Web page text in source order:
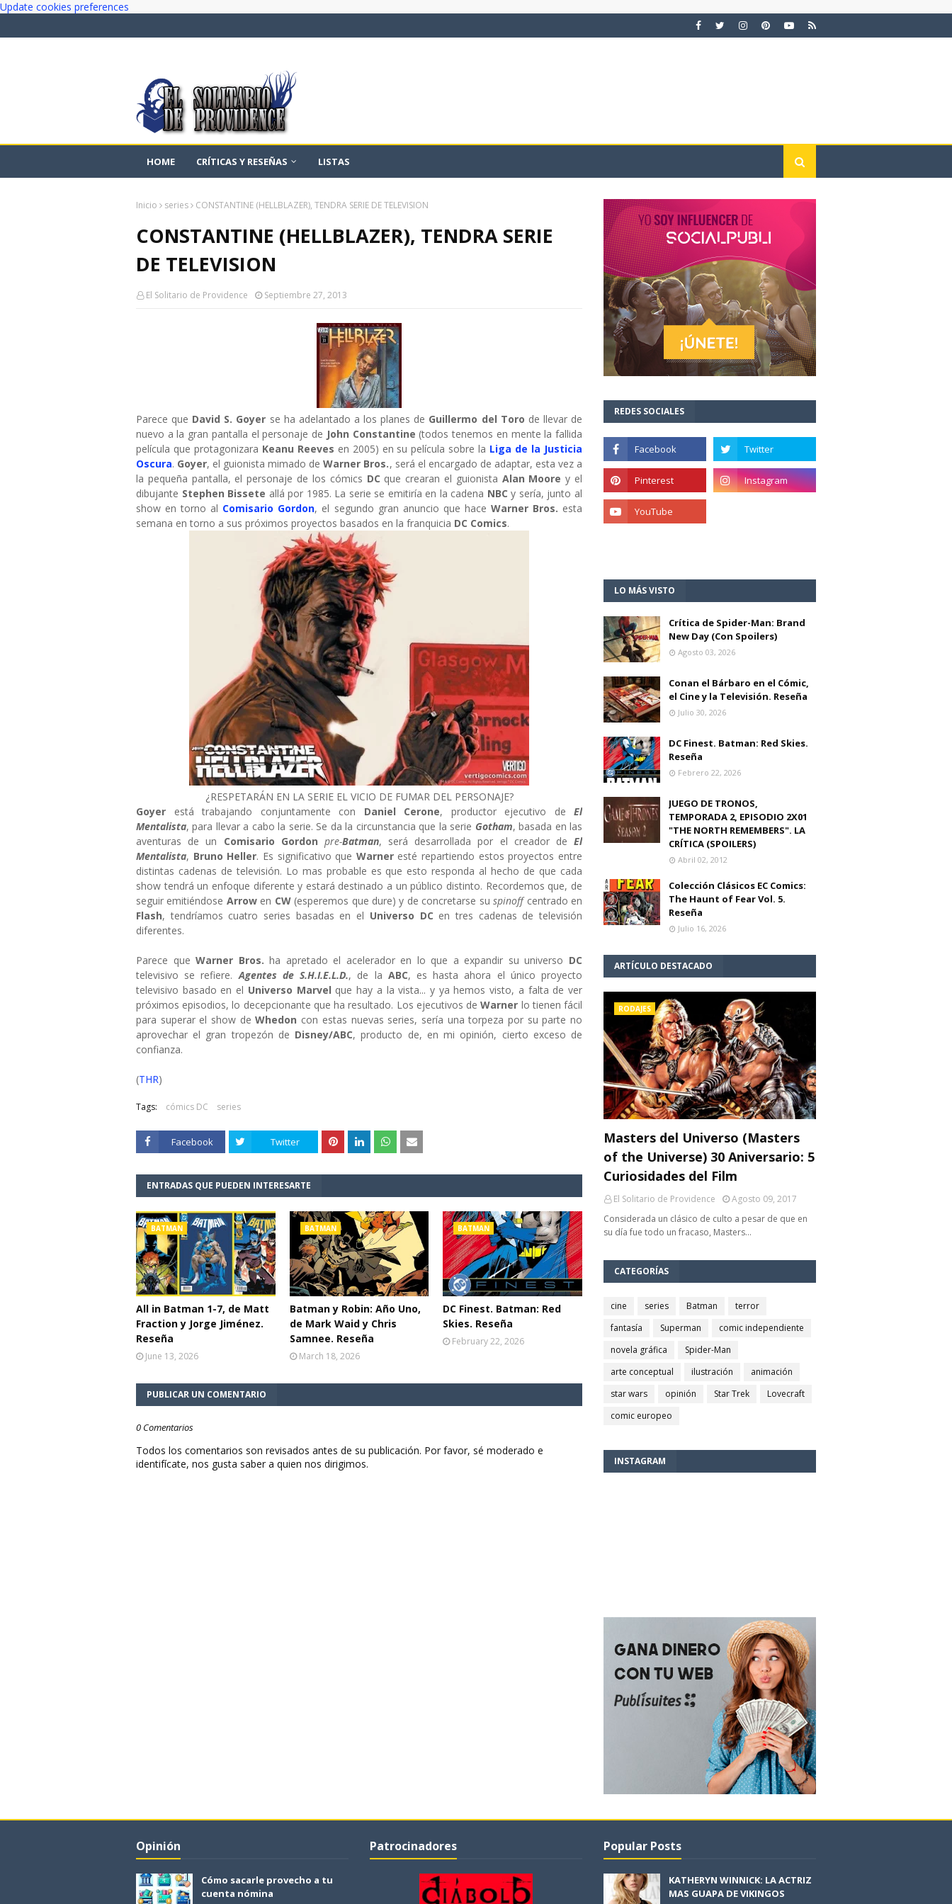
Update cookies preferences
HOME CRÍTICAS Y RESEÑAS LISTAS
Inicio series CONSTANTINE (HELLBLAZER), TENDRA SERIE DE TELEVISION
CONSTANTINE (HELLBLAZER), TENDRA SERIE
DE TELEVISION
El Solitario de Providence Septiembre 27, 2013
Parece que David S. Goyer se ha adelantado a los planes de Guillermo del Toro de llevar de
nuevo a la gran pantalla el personaje de John Constantine (todos tenemos en mente la fallida
película que protagonizara Keanu Reeves en 2005) en su película sobre la Liga de la Justicia
Oscura. Goyer, el guionista mimado deWarner Bros., será el encargado de adaptar, esta vez a
la pequeña pantalla, el personaje de los cómics DC que crearan el guionista Alan Moore y el
dibujante Stephen Bissete allá por 1985. La serie se emitiría en la cadena NBCy sería, junto al
show en torno al Comisario Gordon, el segundo gran anuncio que hace Warner Bros. esta
semana en torno a sus próximos proyectos basados en la franquicia DC Comics.
¿RESPETARÁN EN LA SERIE EL VICIO DE FUMAR DEL PERSONAJE?
Goyer está trabajando conjuntamente con Daniel Cerone, productor ejecutivo de El
Mentalista, para llevar a cabo la serie. Se da la circunstancia que la serie Gotham, basada en las
aventuras de un Comisario Gordon pre-Batman, será desarrollada por el creador deEl
Mentalista, Bruno Heller. Es significativo que Warner esté repartiendo estos proyectos entre
distintas cadenas de televisión. Lo mas probable es que esto responda al hecho de que cada
show tendrá un enfoque diferente y estará destinado a un público distinto. Recordemos que, de
seguir emitiéndose Arrow en CW (esperemos que dure) y de concretarse suspinoff centrado en
Flash, tendríamos cuatro series basadas en el Universo DC en tres cadenas de televisión
diferentes.
Parece queWarner Bros. ha apretado el acelerador en lo que a expandir su universo DC
televisivo se refiere.Agentes de S.H.I.E.L.D., de la ABC, es hasta ahora el único proyecto
televisivo basado en el Universo Marvel que hay a la vista... y ya hemos visto, a falta de ver
próximos episodios, lo decepcionante que ha resultado. Los ejecutivos deWarner lo tienen fácil
para superar el show deWhedon con estas nuevas series, sería una torpeza por su parte no
aprovechar el gran tropezón de Disney/ABC, producto de, en mi opinión, cierto exceso de
confianza.
(THR)
Tags: cómics DC series
Facebook Twitter
ENTRADAS QUE PUEDEN INTERESARTE
BATMAN
All in Batman 1-7, de Matt
Fraction y Jorge Jiménez.
Reseña
June 13, 2026
BATMAN
Batman y Robin: Año Uno,
de Mark Waid y Chris
Samnee. Reseña
March 18, 2026
BATMAN
DC Finest. Batman: Red
Skies. Reseña
February 22, 2026
PUBLICAR UN COMENTARIO
0 Comentarios
Todos los comentarios son revisados antes de su publicación. Por favor, sé moderado e
identifícate, nos gusta saber a quien nos dirigimos.
REDES SOCIALES
LO MÁS VISTO
Crítica de Spider-Man: Brand
New Day (Con Spoilers)
Agosto 03, 2026
Conan el Bárbaro en el Cómic,
el Cine y la Televisión. Reseña
Julio 30, 2026
DC Finest. Batman: Red Skies.
Reseña
Febrero 22, 2026
JUEGO DE TRONOS,
TEMPORADA 2, EPISODIO 2X01
"THE NORTH REMEMBERS". LA
CRÍTICA (SPOILERS)
Abril 02, 2012
Colección Clásicos EC Comics:
The Haunt of Fear Vol. 5.
Reseña
Julio 16, 2026
ARTÍCULO DESTACADO
RODAJES
Masters del Universo (Masters
of the Universe) 30 Aniversario: 5
Curiosidades del Film
El Solitario de Providence
Agosto 09, 2017
Considerada un clásico de culto a pesar de que en
su día fue todo un fracaso, Masters…
CATEGORÍAS
cine series Batman
terror
fantasía
Superman
comic independiente
novela gráfica
Spider-Man
arte conceptual
ilustración
animación
star wars
opinión Star Trek
Lovecraft
comic europeo
INSTAGRAM
Opinión
Cómo sacarle provecho a tu
cuenta nómina
Patrocinadores Popular Posts
KATHERYN WINNICK: LA ACTRIZ
MAS GUAPA DE VIKINGOS